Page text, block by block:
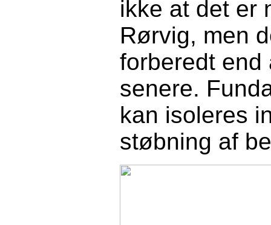
ikke at det er
Rørvig, men
forberedt end
senere.
kan isoleres
støbning af